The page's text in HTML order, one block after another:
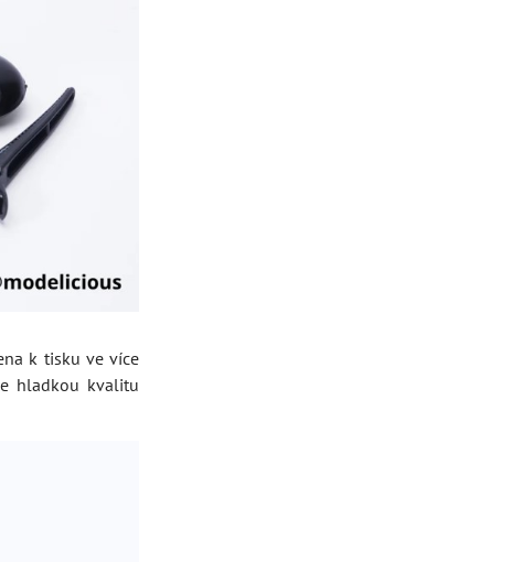
k tisku ve více
hladkou kvalitu